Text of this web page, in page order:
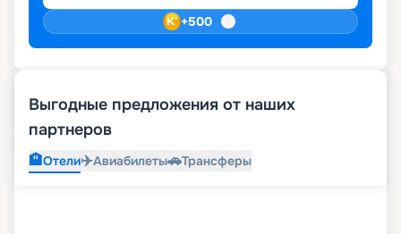
+500
Выгодные предложения от наших
партнеров
🏨Отели✈️Авиабилеты🚗Трансферы